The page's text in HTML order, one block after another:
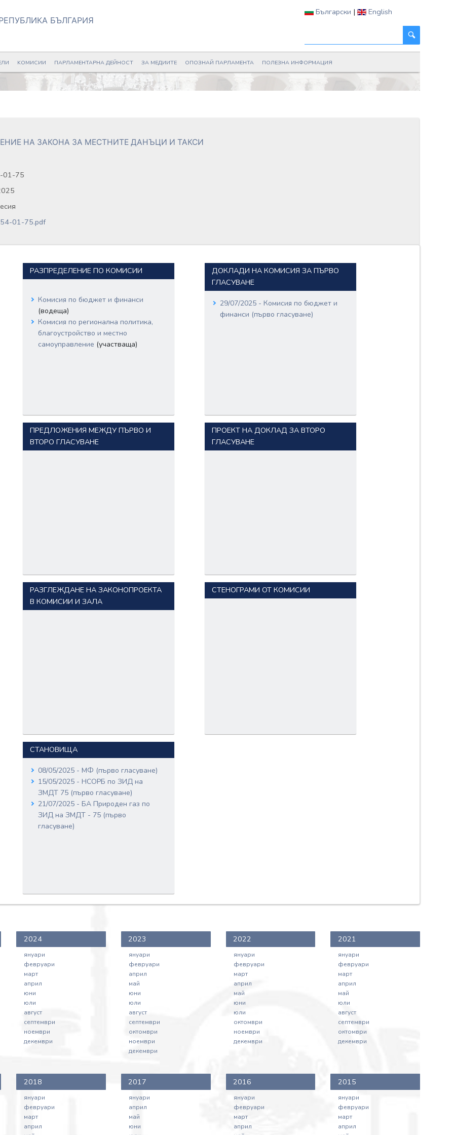
БЪЛГАРИЯ
Български | English
KОМИСИИ ПАРЛАМЕНТАРНА ДЕЙНОСТ ЗА МЕДИИТЕ ОПОЗНАЙ ПАРЛАМЕНТА ПОЛЕЗНА ИНФОРМАЦИЯ
НА ЗАКОНА ЗА МЕСТНИТЕ ДАНЪЦИ И ТАКСИ
01-75
01-75.pdf
РАЗПРЕДЕЛЕНИЕ ПО КОМИСИИ
Комисия по бюджет и финанси
(водеща)
Комисия по регионална политика,
благоустройство и местно
самоуправление (участваща)
ДОКЛАДИ НА КОМИСИЯ ЗА ПЪРВО
ГЛАСУВАНЕ
29/07/2025 - Комисия по бюджет и
финанси (първо гласуване)
ПРЕДЛОЖЕНИЯ МЕЖДУ ПЪРВО И
ВТОРО ГЛАСУВАНЕ
ПРОЕКТ НА ДОКЛАД ЗА ВТОРО
ГЛАСУВАНЕ
РАЗГЛЕЖДАНЕ НА ЗАКОНОПРОЕКТА
В КОМИСИИ И ЗАЛА
СТЕНОГРАМИ ОТ КОМИСИИ
СТАНОВИЩА
08/05/2025 - МФ (първо гласуване)
15/05/2025 - НСОРБ по ЗИД на
ЗМДТ 75 (първо гласуване)
21/07/2025 - БА Природен газ по
ЗИД на ЗМДТ - 75 (първо
гласуване)
2024
януари
февруари
март
април
юни
юли
август
септември
ноември
декември
2023
януари
февруари
април
май
юни
юли
август
септември
октомври
ноември
декември
2022
януари
февруари
март
април
май
юни
юли
октомври
ноември
декември
2021
януари
февруари
март
април
май
юли
август
септември
октомври
декември
2018
януари
февруари
март
април
2017
януари
април
май
юни
2016
януари
февруари
март
април
2015
януари
февруари
март
април